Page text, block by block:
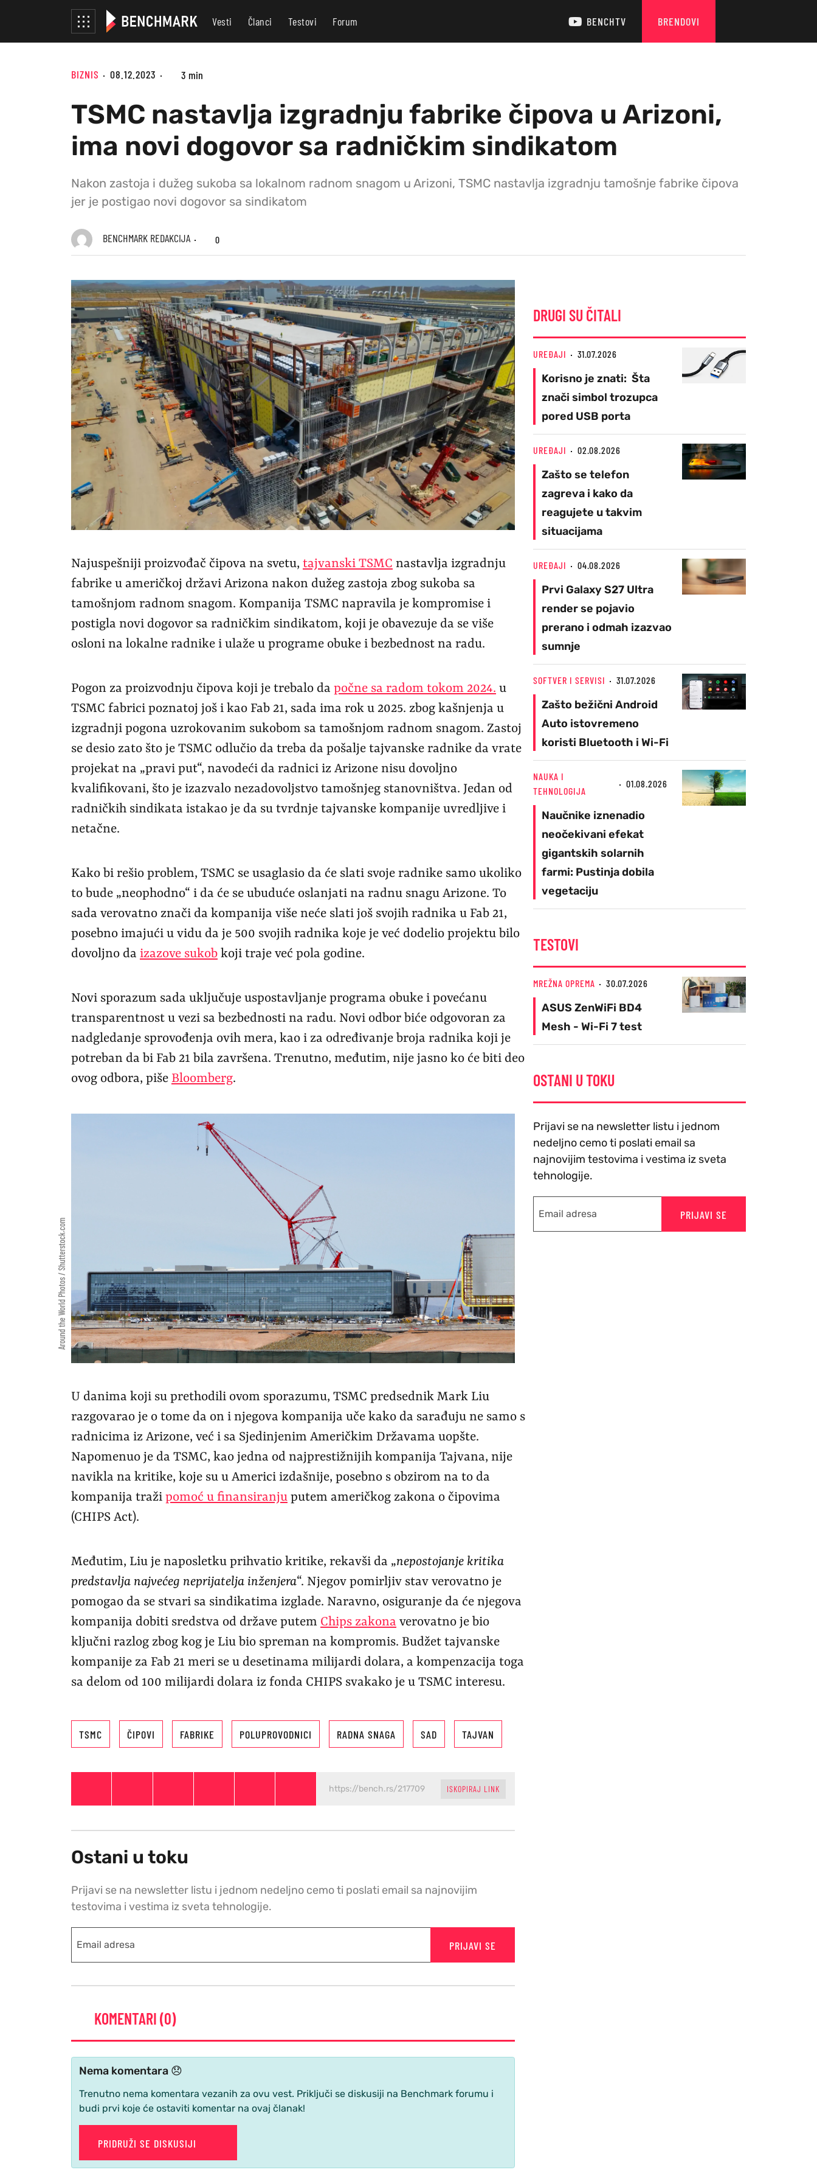
Vesti Članci Testovi Forum BENCHTV BRENDOVI
BIZNIS 08.12.2023 3 min
TSMC nastavlja izgradnju fabrike čipova u Arizoni,
ima novi dogovor sa radničkim sindikatom
Nakon zastoja i dužeg sukoba sa lokalnom radnom snagom u Arizoni, TSMC nastavlja izgradnju tamošnje fabrike čipova
jer je postigao novi dogovor sa sindikatom
BENCHMARK REDAKCIJA 0
Najuspešniji proizvođač čipova na svetu, tajvanski TSMC nastavlja izgradnju
fabrike u američkoj državi Arizona nakon dužeg zastoja zbog sukoba sa
tamošnjom radnom snagom. Kompanija TSMC napravila je kompromise i
postigla novi dogovor sa radničkim sindikatom, koji je obavezuje da se više
osloni na lokalne radnike i ulaže u programe obuke i bezbednost na radu.
Pogon za proizvodnju čipova koji je trebalo da počne sa radom tokom 2024. u
TSMC fabrici poznatoj još i kao Fab 21, sada ima rok u 2025. zbog kašnjenja u
izgradnji pogona uzrokovanim sukobom sa tamošnjom radnom snagom. Zastoj
se desio zato što je TSMC odlučio da treba da pošalje tajvanske radnike da vrate
projekat na „pravi put“, navodeći da radnici iz Arizone nisu dovoljno
kvalifikovani, što je izazvalo nezadovoljstvo tamošnjeg stanovništva. Jedan od
radničkih sindikata istakao je da su tvrdnje tajvanske kompanije uvredljive i
netačne.
Kako bi rešio problem, TSMC se usaglasio da će slati svoje radnike samo ukoliko
to bude „neophodno“ i da će se ubuduće oslanjati na radnu snagu Arizone. To
sada verovatno znači da kompanija više neće slati još svojih radnika u Fab 21,
posebno imajući u vidu da je 500 svojih radnika koje je već dodelio projektu bilo
dovoljno da izazove sukob koji traje već pola godine.
Novi sporazum sada uključuje uspostavljanje programa obuke i povećanu
transparentnost u vezi sa bezbednosti na radu. Novi odbor biće odgovoran za
nadgledanje sprovođenja ovih mera, kao i za određivanje broja radnika koji je
potreban da bi Fab 21 bila završena. Trenutno, međutim, nije jasno ko će biti deo
ovog odbora, piše Bloomberg.
Around the World Photos / Shutterstock.com
U danima koji su prethodili ovom sporazumu, TSMC predsednik Mark Liu
razgovarao je o tome da on i njegova kompanija uče kako da sarađuju ne samo s
radnicima iz Arizone, već i sa Sjedinjenim Američkim Državama uopšte.
Napomenuo je da TSMC, kao jedna od najprestižnijih kompanija Tajvana, nije
navikla na kritike, koje su u Americi izdašnije, posebno s obzirom na to da
kompanija traži pomoć u finansiranju putem američkog zakona o čipovima
(CHIPS Act).
Međutim, Liu je naposletku prihvatio kritike, rekavši da „nepostojanje kritika
predstavlja najvećeg neprijatelja inženjera“. Njegov pomirljiv stav verovatno je
pomogao da se stvari sa sindikatima izglade. Naravno, osiguranje da će njegova
kompanija dobiti sredstva od države putem Chips zakona verovatno je bio
ključni razlog zbog kog je Liu bio spreman na kompromis. Budžet tajvanske
kompanije za Fab 21 meri se u desetinama milijardi dolara, a kompenzacija toga
sa delom od 100 milijardi dolara iz fonda CHIPS svakako je u TSMC interesu.
TSMC ČIPOVI FABRIKE POLUPROVODNICI RADNA SNAGA SAD TAJVAN
ISKOPIRAJ LINK
Ostani u toku
Prijavi se na newsletter listu i jednom nedeljno cemo ti poslati email sa najnovijim
testovima i vestima iz sveta tehnologije.
PRIJAVI SE
KOMENTARI (0)
Nema komentara 😞
Trenutno nema komentara vezanih za ovu vest. Priključi se diskusiji na Benchmark forumu i
budi prvi koje će ostaviti komentar na ovaj članak!
PRIDRUŽI SE DISKUSIJI
DRUGI SU ČITALI
UREĐAJI 31.07.2026
Korisno je znati: Šta
znači simbol trozupca
pored USB porta
UREĐAJI 02.08.2026
Zašto se telefon
zagreva i kako da
reagujete u takvim
situacijama
UREĐAJI 04.08.2026
Prvi Galaxy S27 Ultra
render se pojavio
prerano i odmah izazvao
sumnje
SOFTVER I SERVISI 31.07.2026
Zašto bežični Android
Auto istovremeno
koristi Bluetooth i Wi-Fi
NAUKA I
TEHNOLOGIJA
01.08.2026
Naučnike iznenadio
neočekivani efekat
gigantskih solarnih
farmi: Pustinja dobila
vegetaciju
TESTOVI
MREŽNA OPREMA 30.07.2026
ASUS ZenWiFi BD4
Mesh - Wi-Fi 7 test
OSTANI U TOKU
Prijavi se na newsletter listu i jednom
nedeljno cemo ti poslati email sa
najnovijim testovima i vestima iz sveta
tehnologije.
PRIJAVI SE